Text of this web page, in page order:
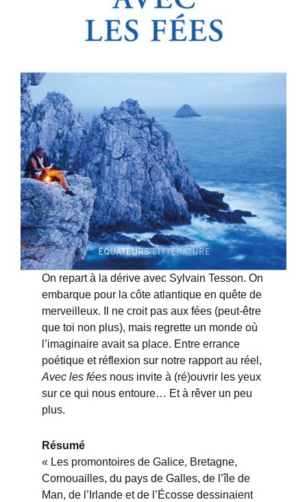
On repart à la dérive avec Sylvain Tesson. On
embarque pour la côte atlantique en quête de
merveilleux. Il ne croit pas aux fées (peut-être
que toi non plus), mais regrette un monde où
l’imaginaire avait sa place. Entre errance
poétique et réflexion sur notre rapport au réel,
Avec les fées nous invite à (ré)ouvrir les yeux
sur ce qui nous entoure… Et à rêver un peu
plus.
Résumé
« Les promontoires de Galice, Bretagne,
Cornouailles, du pays de Galles, de l’île de
Man, de l’Irlande et de l’Écosse dessinaient